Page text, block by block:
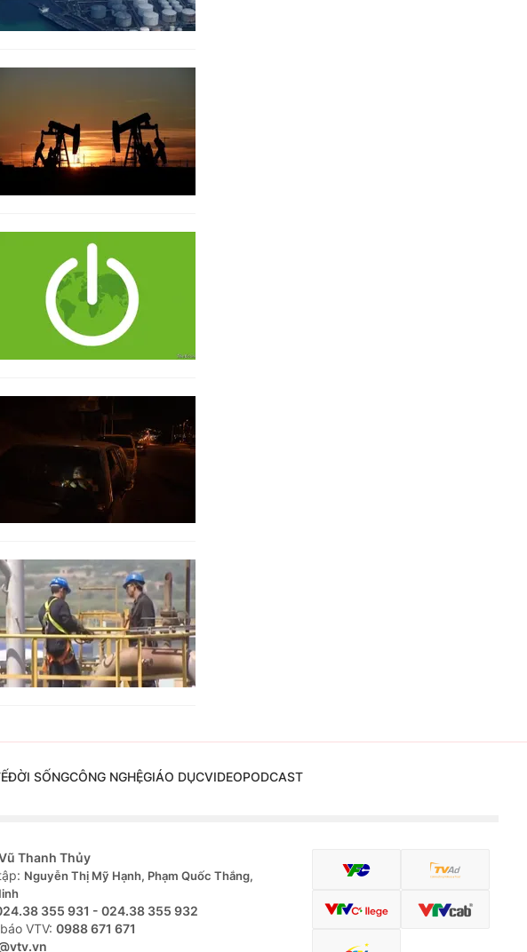
ĐỜI SỐNGCÔNG NGHỆGIÁO DỤCVIDEOPODCAST
Thanh Thủy
Nguyễn Thị Mỹ Hạnh, Phạm Quốc Thắng,
355 931 - 024.38 355 932
VTV: 0988 671 671